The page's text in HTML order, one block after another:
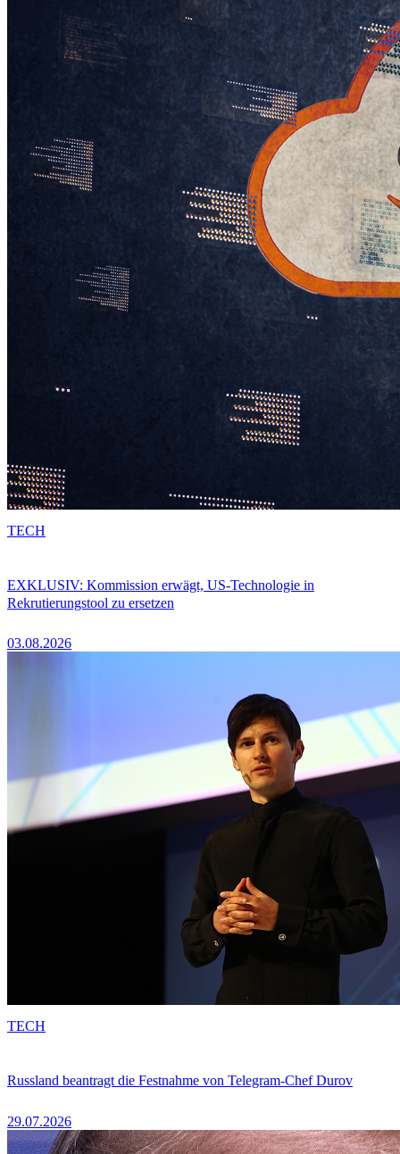
EXKLUSIV: Kommission erwägt, US-Technologie in
Rekrutierungstool zu ersetzen
03.08.2026
TECH
Russland beantragt die Festnahme von Telegram-Chef Durov
29.07.2026
TECH